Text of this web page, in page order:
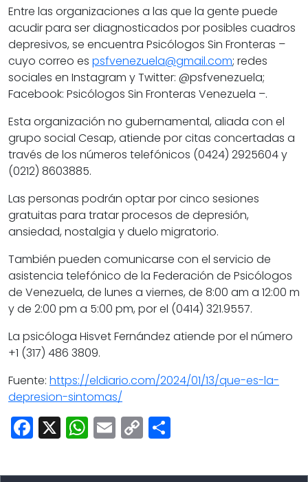
Entre las organizaciones a las que la gente puede
acudir para ser diagnosticados por posibles cuadros
depresivos, se encuentra Psicólogos Sin Fronteras –
cuyo correo es psfvenezuela@gmail.com; redes
sociales en Instagram y Twitter: @psfvenezuela;
Facebook: Psicólogos Sin Fronteras Venezuela –.
Esta organización no gubernamental, aliada con el
grupo social Cesap, atiende por citas concertadas a
través de los números telefónicos (0424) 2925604 y
(0212) 8603885.
Las personas podrán optar por cinco sesiones
gratuitas para tratar procesos de depresión,
ansiedad, nostalgia y duelo migratorio.
También pueden comunicarse con el servicio de
asistencia telefónico de la Federación de Psicólogos
de Venezuela, de lunes a viernes, de 8:00 am a 12:00 m
y de 2:00 pm a 5:00 pm, por el (0414) 321.9557.
La psicóloga Hisvet Fernández atiende por el número
+1 (317) 486 3809.
Fuente: https://eldiario.com/2024/01/13/que-es-la-
depresion-sintomas/
Facebook
X WhatsApp
Email
Copy
Link